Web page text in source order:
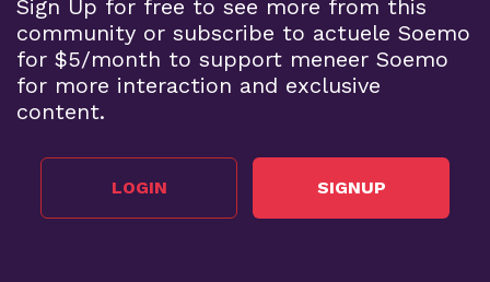
Sign Up for free to see more from this
community or subscribe to actuele Soemo
for $5/month to support meneer Soemo
for more interaction and exclusive
content.
LOGIN SIGNUP